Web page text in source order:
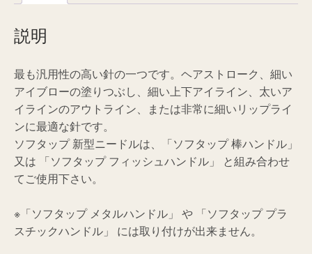
7
本
通
針
(1P)
個
説明
最も汎用性の高い針の一つです。ヘアストローク、細い
アイブローの塗りつぶし、細い上下アイライン、太いア
イラインのアウトライン、または非常に細いリップライ
ンに最適な針です。
ソフタップ 新型ニードルは、「ソフタップ 棒ハンドル」
又は 「ソフタップ フィッシュハンドル」 と組み合わせ
てご使用下さい。
※「ソフタップ メタルハンドル」 や 「ソフタップ プラ
スチックハンドル」 には取り付けが出来ません。